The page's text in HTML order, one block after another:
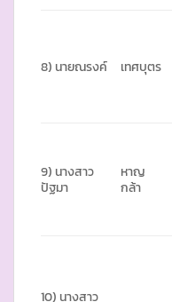
8) นายณรงค์ เทศบุตร
9) นางสาว
ปัฐมา
หาญ
กล้า
10) นางสาว